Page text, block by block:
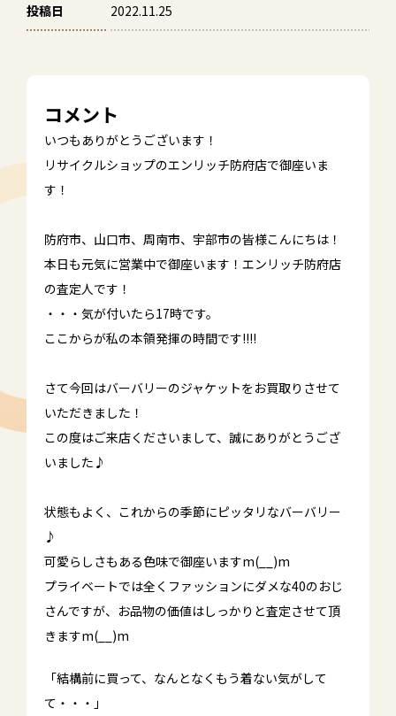
投稿日 2022.11.25
コメント
いつもありがとうございます！
リサイクルショップのエンリッチ防府店で御座いま
す！
防府市、山口市、周南市、宇部市の皆様こんにちは！
本日も元気に営業中で御座います！エンリッチ防府店
の査定人です！
・・・気が付いたら17時です。
ここからが私の本領発揮の時間です!!!!
さて今回はバーバリーのジャケットをお買取りさせて
いただきました！
この度はご来店くださいまして、誠にありがとうござ
いました♪
状態もよく、これからの季節にピッタリなバーバリー
♪
可愛らしさもある色味で御座いますm(__)m
プライベートでは全くファッションにダメな40のおじ
さんですが、お品物の価値はしっかりと査定させて頂
きますm(__)m
「結構前に買って、なんとなくもう着ない気がして
て・・・」